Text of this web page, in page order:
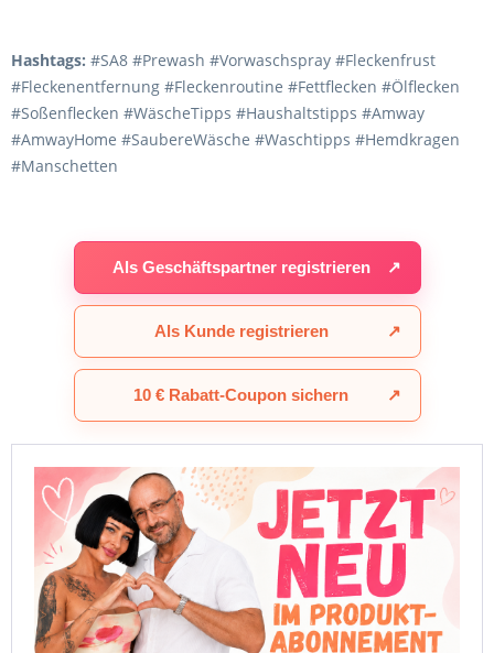
Hashtags: #SA8 #Prewash #Vorwaschspray #Fleckenfrust
#Fleckenentfernung #Fleckenroutine #Fettflecken #Ölflecken
#Soßenflecken #WäscheTipps #Haushaltstipps #Amway
#AmwayHome #SaubereWäsche #Waschtipps #Hemdkragen
#Manschetten
Als Geschäftspartner registrieren ↗
Als Kunde registrieren ↗
10 € Rabatt-Coupon sichern ↗